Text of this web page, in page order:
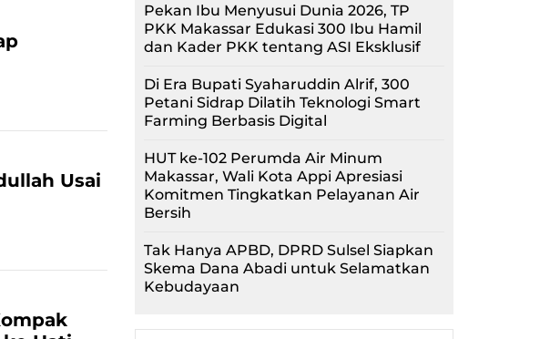
Usai
Pekan Ibu Menyusui Dunia 2026, TP
PKK Makassar Edukasi 300 Ibu Hamil
dan Kader PKK tentang ASI Eksklusif
Di Era Bupati Syaharuddin Alrif, 300
Petani Sidrap Dilatih Teknologi Smart
Farming Berbasis Digital
HUT ke-102 Perumda Air Minum
Makassar, Wali Kota Appi Apresiasi
Komitmen Tingkatkan Pelayanan Air
Bersih
Tak Hanya APBD, DPRD Sulsel Siapkan
Skema Dana Abadi untuk Selamatkan
Kebudayaan